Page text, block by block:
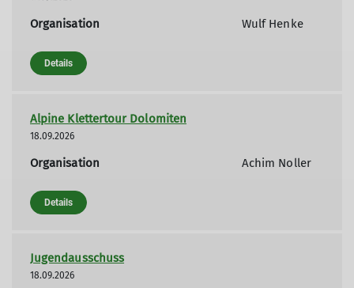
Organisation Wulf Henke
Details
Alpine Klettertour Dolomiten
18.09.2026
Organisation Achim Noller
Details
Jugendausschuss
18.09.2026